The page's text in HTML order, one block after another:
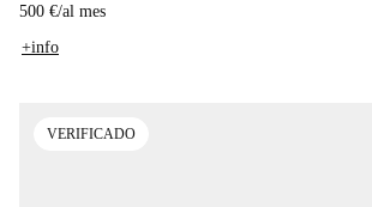
500 €/al mes
+info
VERIFICADO